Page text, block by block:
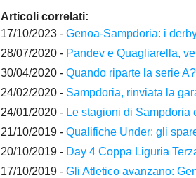
Articoli correlati:
17/10/2023 - Genoa-Sampdoria: i
28/07/2020 - Pandev e Quagliarella,
30/04/2020 - Quando riparte la serie A?
24/02/2020 - Sampdoria, rinviata la
24/01/2020 - Le stagioni di Sampdoria
21/10/2019 - Qualifiche Under: gli
20/10/2019 - Day 4 Coppa Liguria
17/10/2019 - Gli Atletico avanzano: